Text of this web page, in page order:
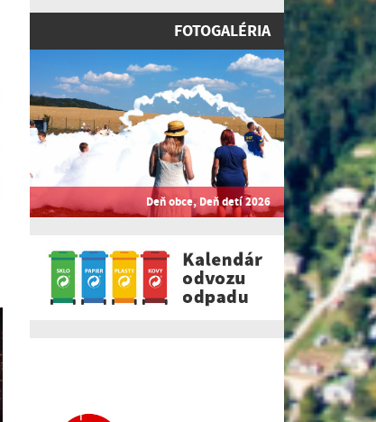
FOTOGALÉRIA
Deň obce, Deň detí 2026